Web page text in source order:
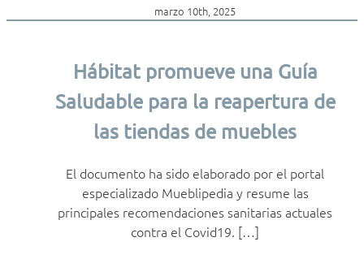
marzo 10th, 2025
Hábitat promueve una Guía
Saludable para la reapertura de
las tiendas de muebles
El documento ha sido elaborado por el portal
especializado Mueblipedia y resume las
principales recomendaciones sanitarias actuales
contra el Covid19. […]